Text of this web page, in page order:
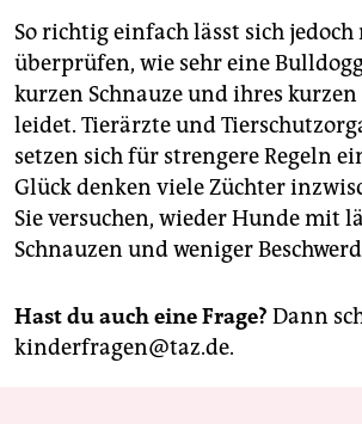
So richtig einfach lässt sich jedoch
überprüfen, wie sehr eine
kurzen Schnauze und ihres kurzen
leidet. Tierärzte und
setzen sich für strengere Regeln
Glück denken viele Züchter
Sie versuchen, wieder Hunde mit
Schnauzen und weniger
Hast du auch eine Frage? Dann
kinderfragen@taz.de.